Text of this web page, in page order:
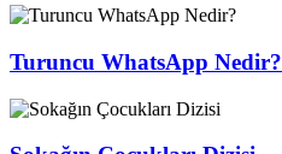
Turuncu WhatsApp Nedir?